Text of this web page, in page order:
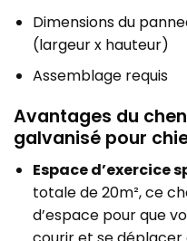
Dimensions du
(largeur x hauteur)
Assemblage requis
Avantages du
galvanisé pour
Espace d’exercice
totale de 20m², ce
d’espace pour que